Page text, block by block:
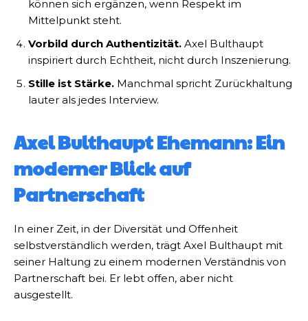
können sich ergänzen, wenn Respekt im
Mittelpunkt steht.
Vorbild durch Authentizität. Axel Bulthaupt
inspiriert durch Echtheit, nicht durch Inszenierung.
Stille ist Stärke. Manchmal spricht Zurückhaltung
lauter als jedes Interview.
Axel Bulthaupt Ehemann: Ein
moderner Blick auf
Partnerschaft
In einer Zeit, in der Diversität und Offenheit
selbstverständlich werden, trägt Axel Bulthaupt mit
seiner Haltung zu einem modernen Verständnis von
Partnerschaft bei. Er lebt offen, aber nicht
ausgestellt.